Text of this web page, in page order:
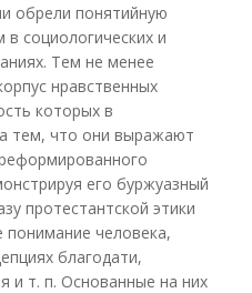
обрели понятийную
социологических и
Тем не менее
нравственных
которых в
тем, что они выражают
его буржуазный
протестантской этики
понимание человека,
благодати,
и т. п. Основанные на них